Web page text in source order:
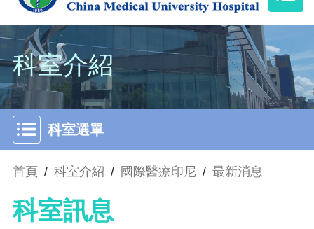
科室介紹
科室選單
首頁 / 科室介紹 / 國際醫療印尼 / 最新消息
科室訊息